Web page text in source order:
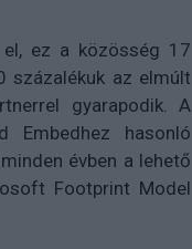
ez a közösség 17
százalékuk az elmúlt
gyarapodik. A
Embedhez hasonló
évben a lehető
Footprint Model